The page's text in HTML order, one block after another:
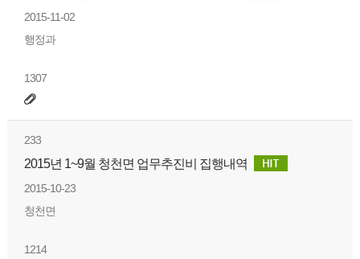
2015-11-02
행정과
1307
233
2015년 1~9월 청천면 업무추진비 집행내역
2015-10-23
청천면
1214